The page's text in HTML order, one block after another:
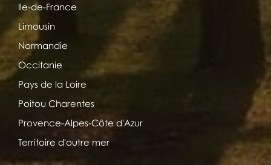
Ile-de-France
Limousin
Normandie
Occitanie
Pays de la Loire
Poitou Charentes
Provence-Alpes-Côte d'Azur
Territoire d'outre mer